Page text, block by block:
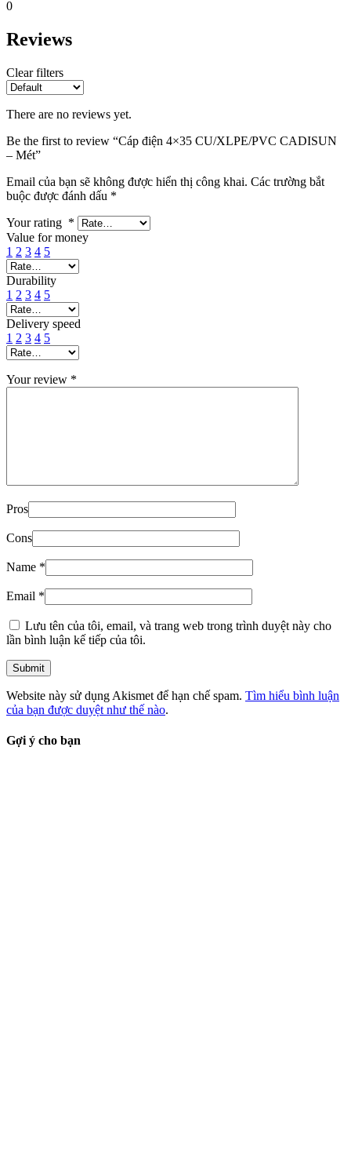
0
Reviews
Clear filters
There are no reviews yet.
Be the first to review “Cáp điện 4×35 CU/XLPE/PVC CADISUN
– Mét”
Email của bạn sẽ không được hiển thị công khai. Các trường bắt
buộc được đánh dấu *
Your rating *
Value for money
1 2 3 4 5
Durability
1 2 3 4 5
Delivery speed
1 2 3 4 5
Your review *
Pros
Cons
Name *
Email *
Lưu tên của tôi, email, và trang web trong trình duyệt này cho
lần bình luận kế tiếp của tôi.
Website này sử dụng Akismet để hạn chế spam. Tìm hiểu bình luận
của bạn được duyệt như thế nào.
Gợi ý cho bạn